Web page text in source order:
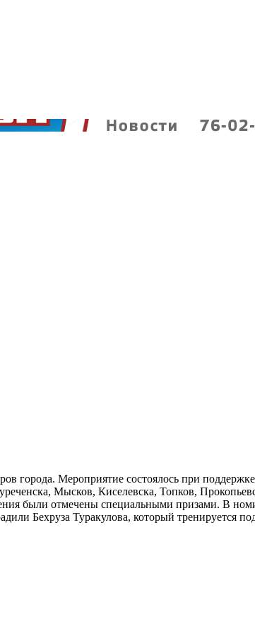
города. Мероприятие состоялось при
Мысков, Киселевска, Топков,
были отмечены специальными призами. В
Бехруза Туракулова, который тренируется